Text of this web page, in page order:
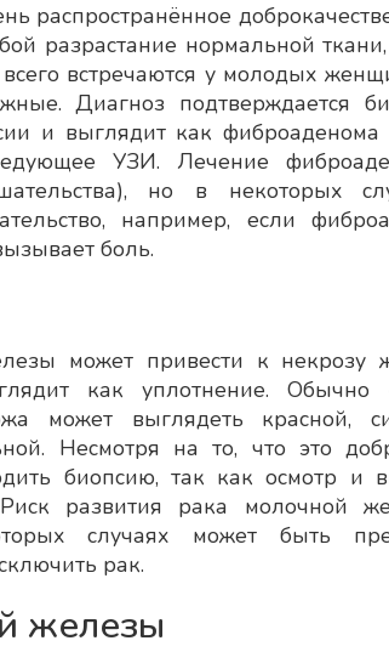
распространённое
разрастание нормальной
встречаются у молодых
Диагноз подтверждается
и выглядит как
УЗИ. Лечение
но в некоторых
например, если
боль.
может привести к некрозу
как уплотнение.
может выглядеть красной,
Несмотря на то, что это
биопсию, так как осмотр и
Риск развития рака молочной
случаях может быть
рак.
железы